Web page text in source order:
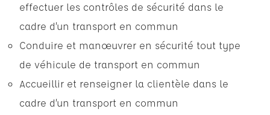
effectuer les contrôles de sécurité dans le
cadre d’un transport en commun
Conduire et manœuvrer en sécurité tout type
de véhicule de transport en commun
Accueillir et renseigner la clientèle dans le
cadre d’un transport en commun